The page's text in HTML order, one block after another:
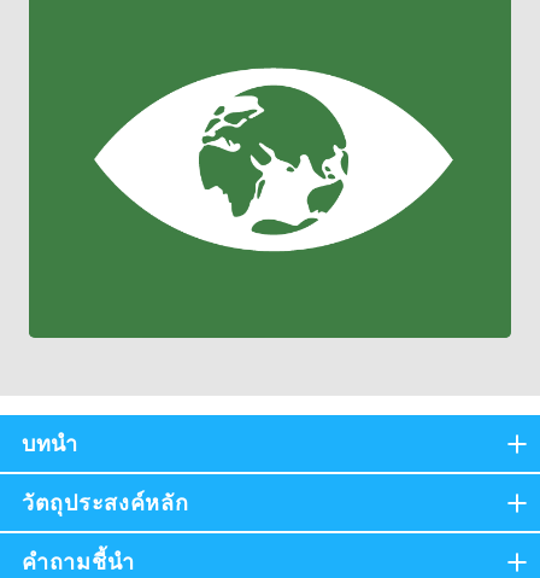
บทนำ
วัตถุประสงค์หลัก
คำถามชี้นำ